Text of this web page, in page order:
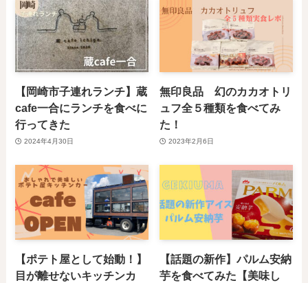
【岡崎市子連れランチ】蔵
cafe一合にランチを食べに
行ってきた
2024年4月30日
無印良品 幻のカカオトリ
ュフ全５種類を食べてみ
た！
2023年2月6日
【ポテト屋として始動！】
目が離せないキッチンカ
【話題の新作】パルム安納
芋を食べてみた【美味し